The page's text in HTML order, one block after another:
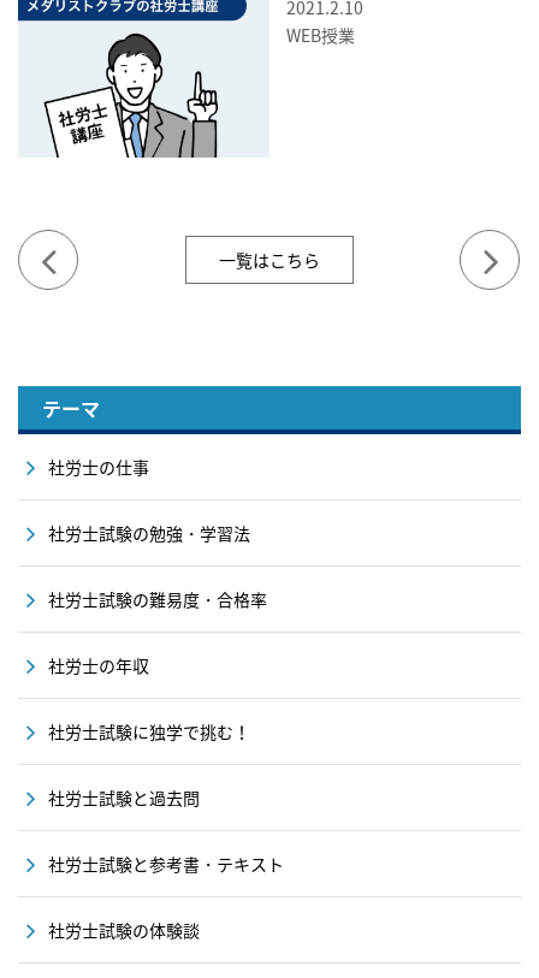
2021.2.10
WEB授業
一覧はこちら
テーマ
社労士の仕事
社労士試験の勉強・学習法
社労士試験の難易度・合格率
社労士の年収
社労士試験に独学で挑む！
社労士試験と過去問
社労士試験と参考書・テキスト
社労士試験の体験談